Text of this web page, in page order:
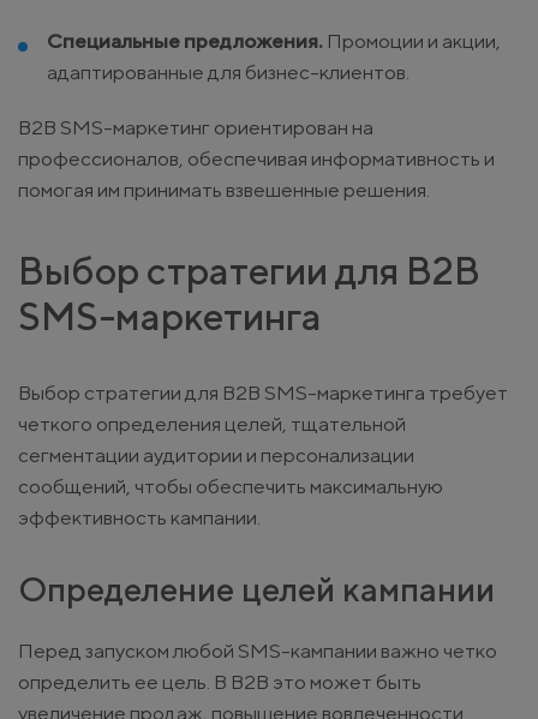
Специальные предложения. Промоции и акции,
адаптированные для бизнес-клиентов.
B2B SMS-маркетинг ориентирован на
профессионалов, обеспечивая информативность и
помогая им принимать взвешенные решения.
Выбор стратегии для B2B
SMS-маркетинга
Выбор стратегии для B2B SMS-маркетинга требует
четкого определения целей, тщательной
сегментации аудитории и персонализации
сообщений, чтобы обеспечить максимальную
эффективность кампании.
Определение целей кампании
Перед запуском любой SMS-кампании важно четко
определить ее цель. В B2B это может быть
увеличение продаж, повышение вовлеченности